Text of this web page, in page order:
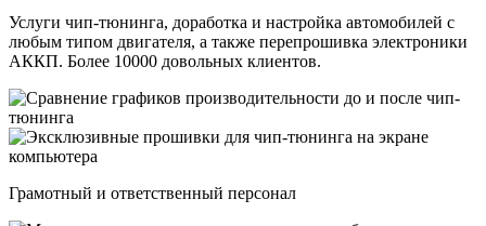
Услуги чип-тюнинга, доработка и настройка автомобилей с
любым типом двигателя, а также перепрошивка электроники
АККП. Более 10000 довольных клиентов.
Грамотный и ответственный персонал